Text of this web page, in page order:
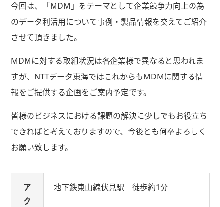
今回は、「MDM」をテーマとして企業競争力向上の為
のデータ利活用について事例・製品情報を交えてご紹介
させて頂きました。
MDMに対する取組状況は各企業様で異なると思われま
すが、NTTデータ東海ではこれからもMDMに関する情
報をご提供する企画をご案内予定です。
皆様のビジネスにおける課題の解決に少しでもお役立ち
できればと考えておりますので、今後とも何卒よろしく
お願い致します。
ア
ク
地下鉄東山線伏見駅 徒歩約1分